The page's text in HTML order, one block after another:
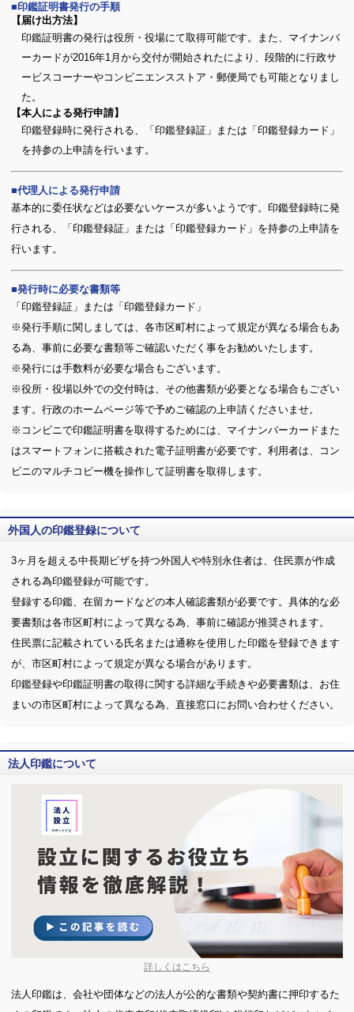
印鑑証明書発行の手順
【届け出方法】
印鑑証明書の発行は役所・役場にて取得可能です。また、マイナンバ
ーカードが2016年1月から交付が開始されたにより、段階的に行政サ
ービスコーナーやコンビニエンスストア・郵便局でも可能となりまし
た。
【本人による発行申請】
印鑑登録時に発行される、「印鑑登録証」または「印鑑登録カード」
を持参の上申請を行います。
代理人による発行申請
基本的に委任状などは必要ないケースが多いようです。印鑑登録時に発
行される、「印鑑登録証」または「印鑑登録カード」を持参の上申請を
行います。
発行時に必要な書類等
「印鑑登録証」または「印鑑登録カード」
※発行手順に関しましては、各市区町村によって規定が異なる場合もあ
る為、事前に必要な書類等ご確認いただく事をお勧めいたします。
※発行には手数料が必要な場合もございます。
※役所・役場以外での交付時は、その他書類が必要となる場合もござい
ます。行政のホームページ等で予めご確認の上申請くださいませ。
※コンビニで印鑑証明書を取得するためには、マイナンバーカードまた
はスマートフォンに搭載された電子証明書が必要です。利用者は、コン
ビニのマルチコピー機を操作して証明書を取得します。
外国人の印鑑登録について
3ヶ月を超える中長期ビザを持つ外国人や特別永住者は、住民票が作成
される為印鑑登録が可能です。
登録する印鑑、在留カードなどの本人確認書類が必要です。具体的な必
要書類は各市区町村によって異なる為、事前に確認が推奨されます。
住民票に記載されている氏名または通称を使用した印鑑を登録できます
が、市区町村によって規定が異なる場合があります。
印鑑登録や印鑑証明書の取得に関する詳細な手続きや必要書類は、お住
まいの市区町村によって異なる為、直接窓口にお問い合わせください。
法人印鑑について
詳しくはこちら
法人印鑑は、会社や団体などの法人が公的な書類や契約書に押印するた